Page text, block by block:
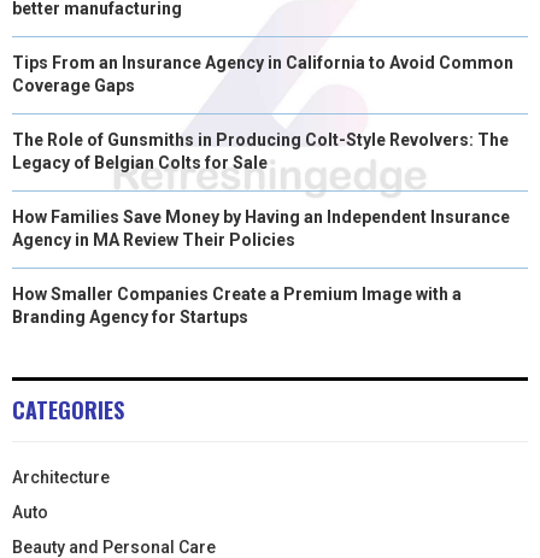
better manufacturing
Tips From an Insurance Agency in California to Avoid Common
Coverage Gaps
The Role of Gunsmiths in Producing Colt-Style Revolvers: The
Legacy of Belgian Colts for Sale
How Families Save Money by Having an Independent Insurance
Agency in MA Review Their Policies
How Smaller Companies Create a Premium Image with a
Branding Agency for Startups
CATEGORIES
Architecture
Auto
Beauty and Personal Care